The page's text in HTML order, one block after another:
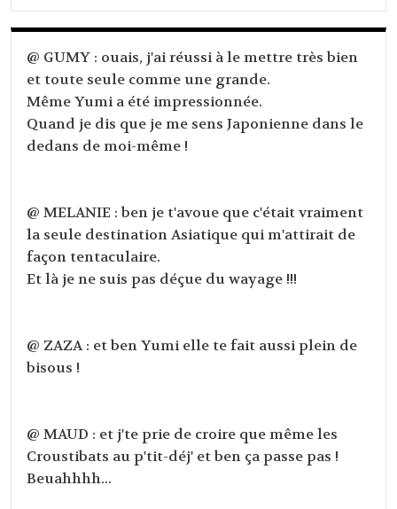
@ GUMY : ouais, j'ai réussi à le mettre très bien
et toute seule comme une grande.
Même Yumi a été impressionnée.
Quand je dis que je me sens Japonienne dans le
dedans de moi-même !
@ MELANIE : ben je t'avoue que c'était vraiment
la seule destination Asiatique qui m'attirait de
façon tentaculaire.
Et là je ne suis pas déçue du wayage !!!
@ ZAZA : et ben Yumi elle te fait aussi plein de
bisous !
@ MAUD : et j'te prie de croire que même les
Croustibats au p'tit-déj' et ben ça passe pas !
Beuahhhh...